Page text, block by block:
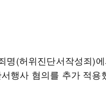
명(허위진단서작성죄)
행사 혐의를 추가 적용